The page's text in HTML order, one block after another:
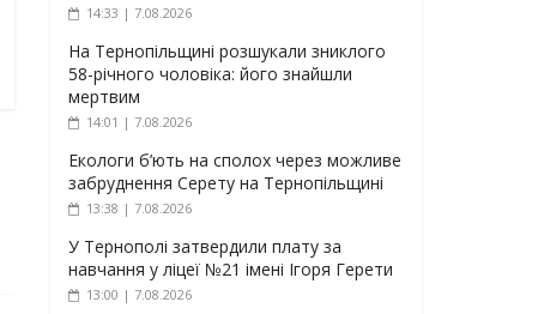
14:33 | 7.08.2026
На Тернопільщині розшукали зниклого
58-річного чоловіка: його знайшли
мертвим
14:01 | 7.08.2026
Екологи б’ють на сполох через можливе
забруднення Серету на Тернопільщині
13:38 | 7.08.2026
У Тернополі затвердили плату за
навчання у ліцеї №21 імені Ігоря Герети
13:00 | 7.08.2026